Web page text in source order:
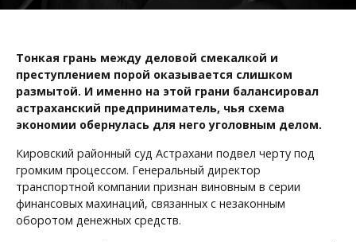
Тонкая грань между деловой смекалкой и
преступлением порой оказывается слишком
размытой. И именно на этой грани балансировал
астраханский предприниматель, чья схема
экономии обернулась для него уголовным делом.
Кировский районный суд Астрахани подвел черту под
громким процессом. Генеральный директор
транспортной компании признан виновным в серии
финансовых махинаций, связанных с незаконным
оборотом денежных средств.